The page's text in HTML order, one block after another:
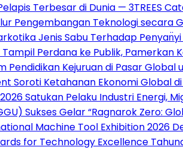
Terbesar di Dunia — 3TREES
Pengembangan Teknologi secara
Jenis Sabu Terhadap
Perdana ke Publik, Pamerkan
Pendidikan Kejuruan di Pasar
Soroti Ketahanan Ekonomi Global
Satukan Pelaku Industri Energi,
Sukses Gelar “Ragnarok Zero:
Machine Tool Exhibition 2026
for Technology Excellence